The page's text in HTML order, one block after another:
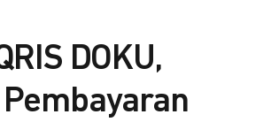
DOKU,
Pembayaran